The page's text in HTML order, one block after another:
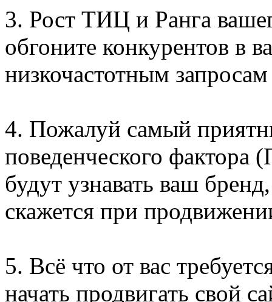
3. Рост ТИЦ и Ранга
обгоните конкурентов в
низкочастотным
4. Пожалуй самый
поведенческого
будут узнавать ваш
скажется при
5. Всё что от вас
начать продвигать свой